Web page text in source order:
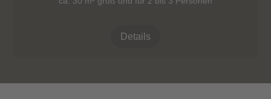
Details